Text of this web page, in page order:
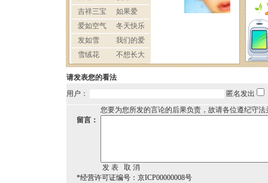
请发表您的看法
用户：
匿名发出
您要为您所发的言论的后果负责，故请各位遵纪守
留言：
*经营许可证编号：京ICP00000008号